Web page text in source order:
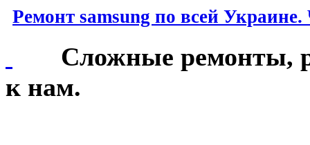
Ремонт samsung по всей Украине.
Сложные ремонты,
к нам.